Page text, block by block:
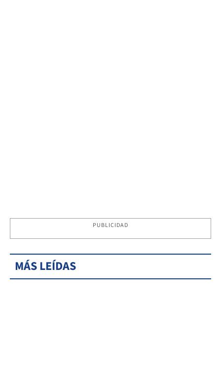
PUBLICIDAD
MÁS LEÍDAS